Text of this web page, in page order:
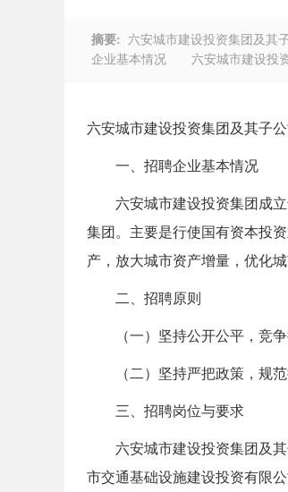
摘要: 六安城市建设投资集团及
企业基本情况 六安城市建设投资
六安城市建设投资集团及其子
一、招聘企业基本情况
六安城市建设投资集团成立
集团。主要是行使国有资本投
产，放大城市资产增量，优化
二、招聘原则
（一）坚持公开公平，竞争
（二）坚持严把政策，规范
三、招聘岗位与要求
六安城市建设投资集团及其
市交通基础设施建设投资有限